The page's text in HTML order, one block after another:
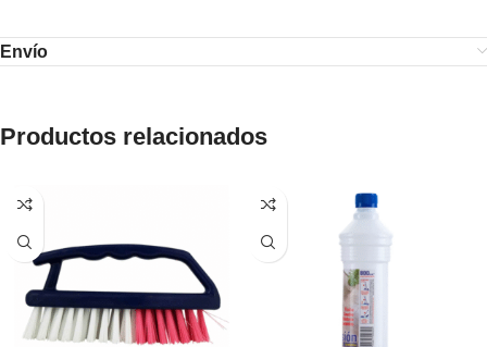
Envío
Productos relacionados